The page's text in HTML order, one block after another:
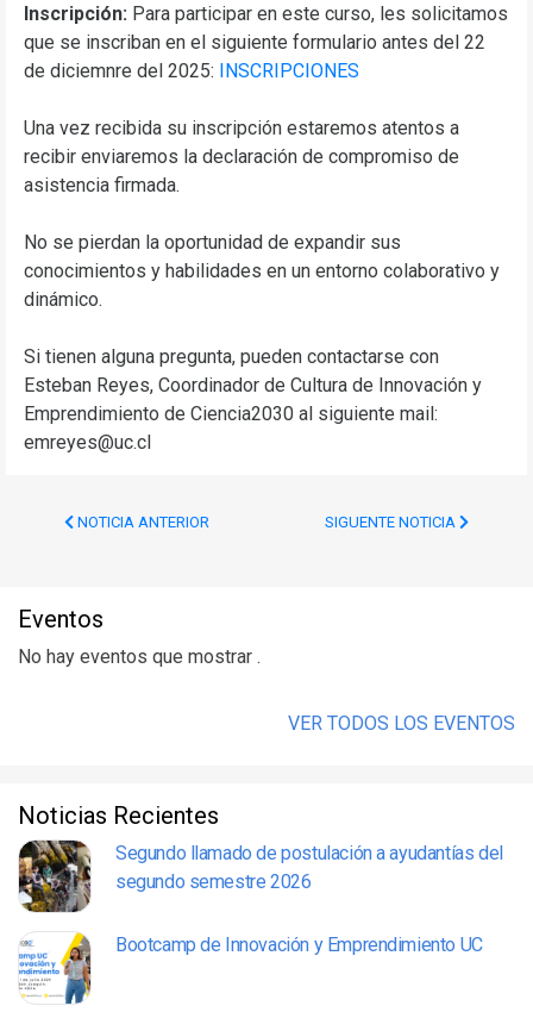
Inscripción: Para participar en este curso, les solicitamos
que se inscriban en el siguiente formulario antes del 22
de diciemnre del 2025: INSCRIPCIONES
Una vez recibida su inscripción estaremos atentos a
recibir enviaremos la declaración de compromiso de
asistencia firmada.
No se pierdan la oportunidad de expandir sus
conocimientos y habilidades en un entorno colaborativo y
dinámico.
Si tienen alguna pregunta, pueden contactarse con
Esteban Reyes, Coordinador de Cultura de Innovación y
Emprendimiento de Ciencia2030 al siguiente mail:
emreyes@uc.cl
NOTICIA ANTERIOR SIGUENTE NOTICIA
Eventos
No hay eventos que mostrar .
VER TODOS LOS EVENTOS
Noticias Recientes
Segundo llamado de postulación a ayudantías del
segundo semestre 2026
Bootcamp de Innovación y Emprendimiento UC